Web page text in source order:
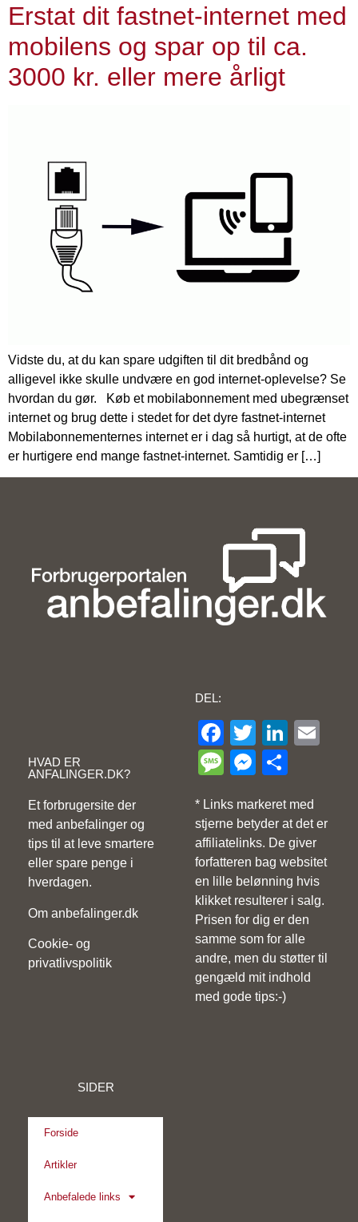
Erstat dit fastnet-internet med
mobilens og spar op til ca.
3000 kr. eller mere årligt
Vidste du, at du kan spare udgiften til dit bredbånd og
alligevel ikke skulle undvære en god internet-oplevelse? Se
hvordan du gør. Køb et mobilabonnement med ubegrænset
internet og brug dette i stedet for det dyre fastnet-internet
Mobilabonnementernes internet er i dag så hurtigt, at de ofte
er hurtigere end mange fastnet-internet. Samtidig er […]
HVAD ER
ANFALINGER.DK?
Et forbrugersite der
med anbefalinger og
tips til at leve smartere
eller spare penge i
hverdagen.
Om anbefalinger.dk
Cookie- og
privatlivspolitik
DEL:
Facebook
Twitter
Message
* Links markeret med
stjerne betyder at det er
affiliatelinks. De giver
forfatteren bag websitet
en lille belønning hvis
klikket resulterer i salg.
Prisen for dig er den
samme som for alle
andre, men du støtter til
gengæld mit indhold
med gode tips:-)
SIDER
Forside
Artikler
Anbefalede links